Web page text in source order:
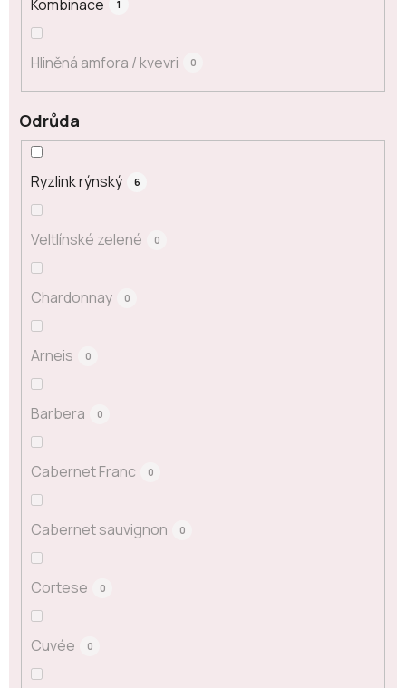
Odrůda
Ryzlink rýnský 6
Veltlínské zelené 0
Chardonnay 0
Arneis 0
Barbera 0
Cabernet Franc 0
Cabernet sauvignon 0
Cortese 0
Cuvée 0
Kombinace 1
Hliněná amfora / kvevri 0